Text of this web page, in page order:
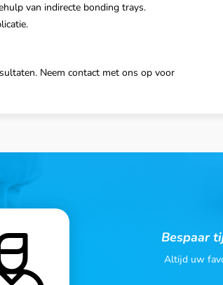
van indirecte bonding trays.
Neem contact met ons op voor
Bespaar
Altijd uw